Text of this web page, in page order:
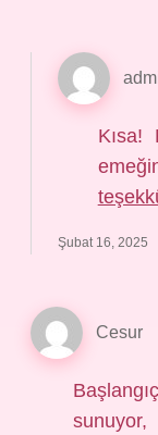
Kısa!
Şubat 16, 2025
Cesur